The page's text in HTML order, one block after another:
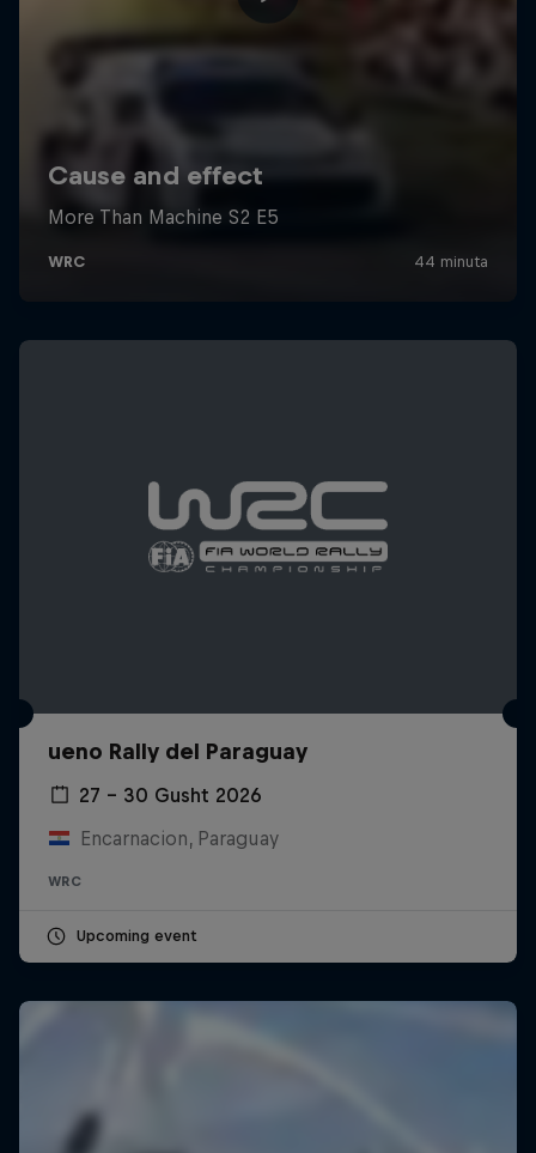
ueno Rally del Paraguay
27 – 30 Gusht 2026
Encarnacion, Paraguay
WRC
Upcoming event